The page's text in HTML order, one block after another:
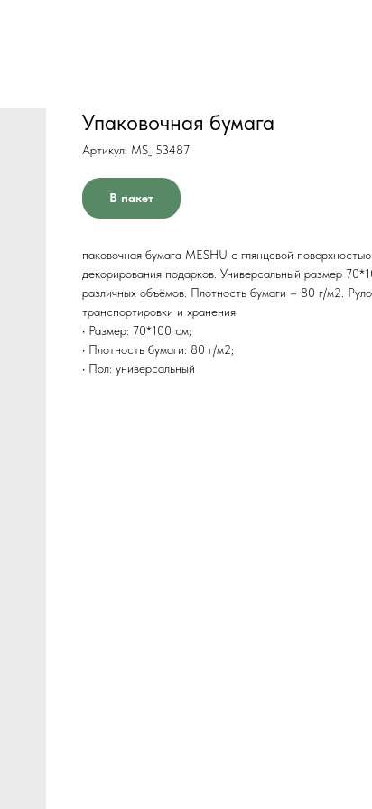
Упаковочная бумага
Артикул: MS_ 53487
В пакет
паковочная бумага MESHU с глянцевой
декорирования подарков. Универсальный размер
различных объёмов. Плотность бумаги – 80 г/м2.
транспортировки и хранения.
• Размер: 70*100 см;
• Плотность бумаги: 80 г/м2;
• Пол: универсальный